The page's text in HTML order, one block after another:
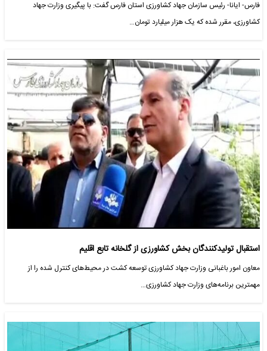
فارس- ایانا- رئیس سازمان جهاد کشاورزی استان فارس گفت: با پیگیری وزارت جهاد
کشاورزی، مقرر شده که یک هزار میلیارد تومان…
استقبال تولیدکنندگان بخش کشاورزی از گلخانه تابع اقلیم
معاون امور باغبانی وزارت جهاد کشاورزی توسعه کشت در محیط‌های کنترل شده را از
مهمترین برنامه‌های وزارت جهاد کشاورزی…